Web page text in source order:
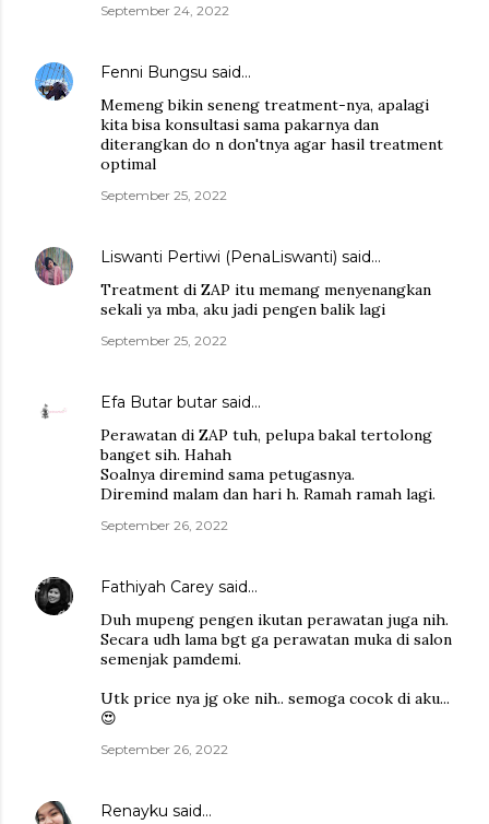
September 24, 2022
Fenni Bungsu said…
Memeng bikin seneng treatment-nya, apalagi
kita bisa konsultasi sama pakarnya dan
diterangkan do n don'tnya agar hasil treatment
optimal
September 25, 2022
Liswanti Pertiwi (PenaLiswanti) said…
Treatment di ZAP itu memang menyenangkan
sekali ya mba, aku jadi pengen balik lagi
September 25, 2022
Efa Butar butar said…
Perawatan di ZAP tuh, pelupa bakal tertolong
banget sih. Hahah
Soalnya diremind sama petugasnya.
Diremind malam dan hari h. Ramah ramah lagi.
September 26, 2022
Fathiyah Carey said…
Duh mupeng pengen ikutan perawatan juga nih.
Secara udh lama bgt ga perawatan muka di salon
semenjak pamdemi.
Utk price nya jg oke nih.. semoga cocok di aku...
😍
September 26, 2022
Renayku said…